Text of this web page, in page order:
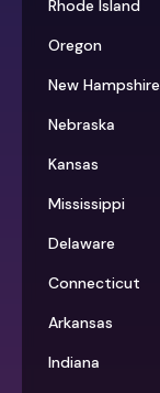
Rhode Island
Oregon
New Hampshire
Nebraska
Kansas
Mississippi
Delaware
Connecticut
Arkansas
Indiana